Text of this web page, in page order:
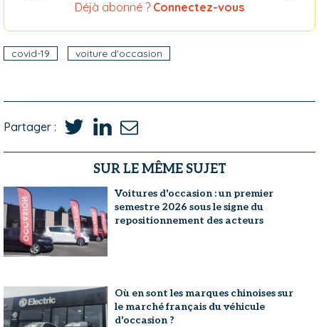
Déjà abonné ? Connectez-vous
covid-19 voiture d'occasion
Partager :
SUR LE MÊME SUJET
Voitures d'occasion : un premier
semestre 2026 sous le signe du
repositionnement des acteurs
Où en sont les marques chinoises sur
le marché français du véhicule
d'occasion ?